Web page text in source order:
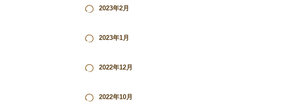
2023年2月
2023年1月
2022年12月
2022年10月